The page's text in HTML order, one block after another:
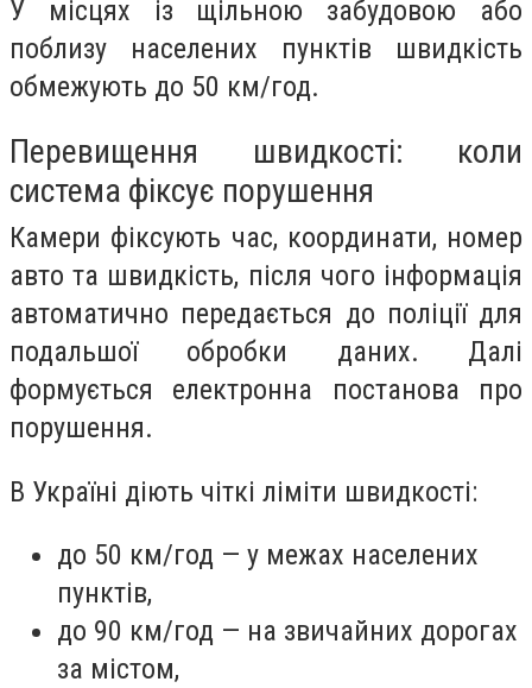
У місцях із щільною забудовою або
поблизу населених пунктів швидкість
обмежують до 50 км/год.
Перевищення швидкості: коли
система фіксує порушення
Камери фіксують час, координати, номер
авто та швидкість, після чого інформація
автоматично передається до поліції для
подальшої обробки даних. Далі
формується електронна постанова про
порушення.
В Україні діють чіткі ліміти швидкості:
до 50 км/год — у межах населених
пунктів,
до 90 км/год — на звичайних дорогах
за містом,